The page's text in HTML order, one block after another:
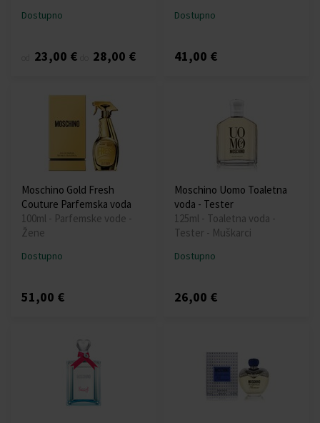
Dostupno
23,00 € 28,00 €
Dostupno
41,00 €
Moschino Gold Fresh
Couture Parfemska voda
100ml - Parfemske vode -
Žene
Dostupno
51,00 €
Moschino Uomo Toaletna
voda - Tester
125ml - Toaletna voda -
Tester - Muškarci
Dostupno
26,00 €